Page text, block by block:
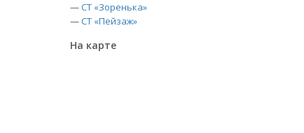
—СТ «Зоренька»
—СТ «Пейзаж»
На карте